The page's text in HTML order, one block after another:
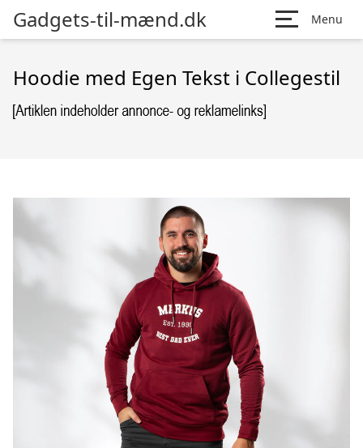
Gadgets-til-mænd.dk Menu
Hoodie med Egen Tekst i Collegestil